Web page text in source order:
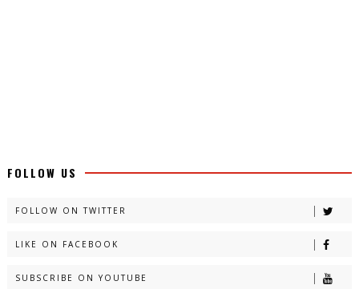
FOLLOW US
FOLLOW ON TWITTER
LIKE ON FACEBOOK
SUBSCRIBE ON YOUTUBE